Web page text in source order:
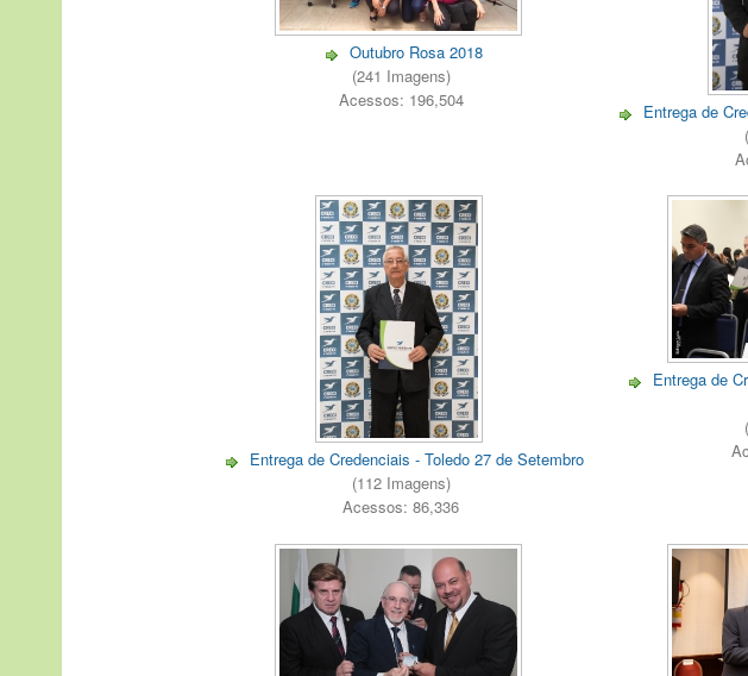
Outubro Rosa 2018
(241 Imagens)
Acessos: 196,504
Entrega de
Entrega de Credenciais - Toledo 27 de Setembro
(112 Imagens)
Acessos: 86,336
Entrega de